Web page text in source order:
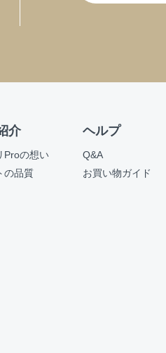
介
Proの想い
の品質
ヘルプ
Q&A
お買い物ガイド